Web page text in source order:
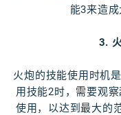
能3来造成
3.
火炮的技能使用时机
用技能2时，需要观
使用，以达到最大的